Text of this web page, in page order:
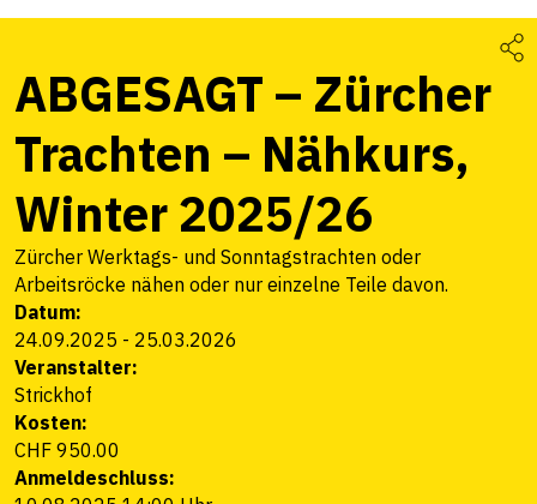
ABGESAGT – Zürcher
Trachten – Nähkurs,
Winter 2025/26
Zürcher Werktags- und Sonntagstrachten oder
Arbeitsröcke nähen oder nur einzelne Teile davon.
Datum:
24.09.2025 - 25.03.2026
Veranstalter:
Strickhof
Kosten:
CHF 950.00
Anmeldeschluss: